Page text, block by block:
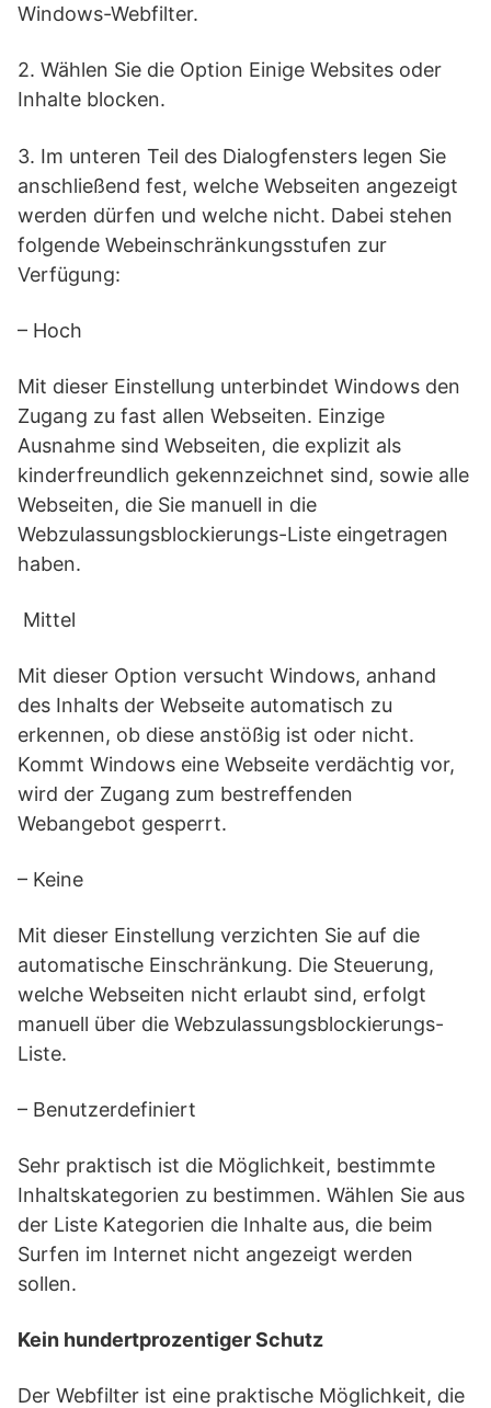
Windows-Webfilter.
2. Wählen Sie die Option Einige Websites oder
Inhalte blocken.
3. Im unteren Teil des Dialogfensters legen Sie
anschließend fest, welche Webseiten angezeigt
werden dürfen und welche nicht. Dabei stehen
folgende Webeinschränkungsstufen zur
Verfügung:
– Hoch
Mit dieser Einstellung unterbindet Windows den
Zugang zu fast allen Webseiten. Einzige
Ausnahme sind Webseiten, die explizit als
kinderfreundlich gekennzeichnet sind, sowie alle
Webseiten, die Sie manuell in die
Webzulassungsblockierungs-Liste eingetragen
haben.
Mittel
Mit dieser Option versucht Windows, anhand
des Inhalts der Webseite automatisch zu
erkennen, ob diese anstößig ist oder nicht.
Kommt Windows eine Webseite verdächtig vor,
wird der Zugang zum bestreffenden
Webangebot gesperrt.
– Keine
Mit dieser Einstellung verzichten Sie auf die
automatische Einschränkung. Die Steuerung,
welche Webseiten nicht erlaubt sind, erfolgt
manuell über die Webzulassungsblockierungs-
Liste.
– Benutzerdefiniert
Sehr praktisch ist die Möglichkeit, bestimmte
Inhaltskategorien zu bestimmen. Wählen Sie aus
der Liste Kategorien die Inhalte aus, die beim
Surfen im Internet nicht angezeigt werden
sollen.
Kein hundertprozentiger Schutz
Der Webfilter ist eine praktische Möglichkeit, die